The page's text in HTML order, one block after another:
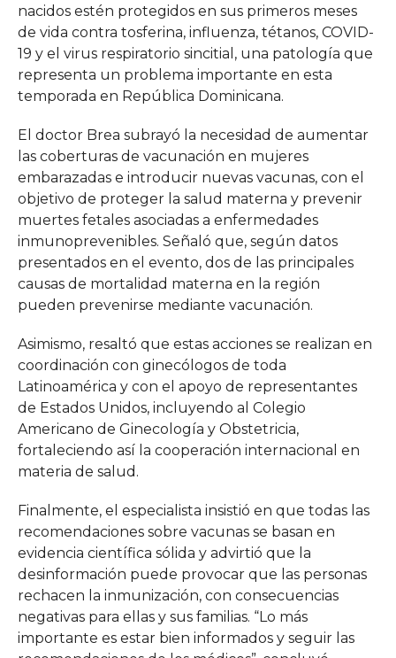
nacidos estén protegidos en sus primeros meses
de vida contra tosferina, influenza, tétanos, COVID-
19 y el virus respiratorio sincitial, una patología que
representa un problema importante en esta
temporada en República Dominicana.
El doctor Brea subrayó la necesidad de aumentar
las coberturas de vacunación en mujeres
embarazadas e introducir nuevas vacunas, con el
objetivo de proteger la salud materna y prevenir
muertes fetales asociadas a enfermedades
inmunoprevenibles. Señaló que, según datos
presentados en el evento, dos de las principales
causas de mortalidad materna en la región
pueden prevenirse mediante vacunación.
Asimismo, resaltó que estas acciones se realizan en
coordinación con ginecólogos de toda
Latinoamérica y con el apoyo de representantes
de Estados Unidos, incluyendo al Colegio
Americano de Ginecología y Obstetricia,
fortaleciendo así la cooperación internacional en
materia de salud.
Finalmente, el especialista insistió en que todas las
recomendaciones sobre vacunas se basan en
evidencia científica sólida y advirtió que la
desinformación puede provocar que las personas
rechacen la inmunización, con consecuencias
negativas para ellas y sus familias. “Lo más
importante es estar bien informados y seguir las